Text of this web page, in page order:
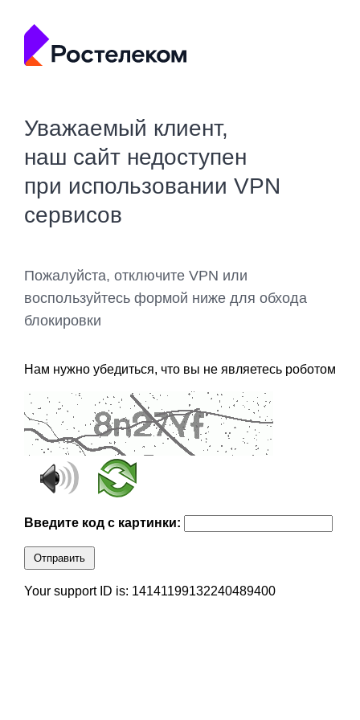
Уважаемый клиент,
наш сайт недоступен
при использовании VPN
сервисов
Пожалуйста, отключите VPN или
воспользуйтесь формой ниже для обхода
блокировки
Нам нужно убедиться, что вы не являетесь роботом
Введите код с картинки:
Отправить
Your support ID is: 14141199132240489400